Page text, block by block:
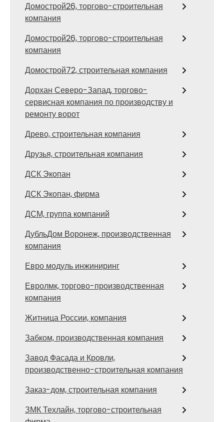
Домострой26, торгово-строительная
компания
Домострой26, торгово-строительная
компания
Домострой72, строительная компания
Дорхан Северо-Запад, торгово-
сервисная компания по производству и
ремонту ворот
Древо, строительная компания
Друзья, строительная компания
ДСК Экопан
ДСК Экопан, фирма
ДСМ, группа компаний
ДубльДом Воронеж, производственная
компания
Евро модуль инжиниринг
Евролмк, торгово-производственная
компания
Житница России, компания
Забком, производственная компания
Завод Фасада и Кровли,
производственно-строительная компания
Заказ-дом, строительная компания
ЗМК Техлайн, торгово-строительная